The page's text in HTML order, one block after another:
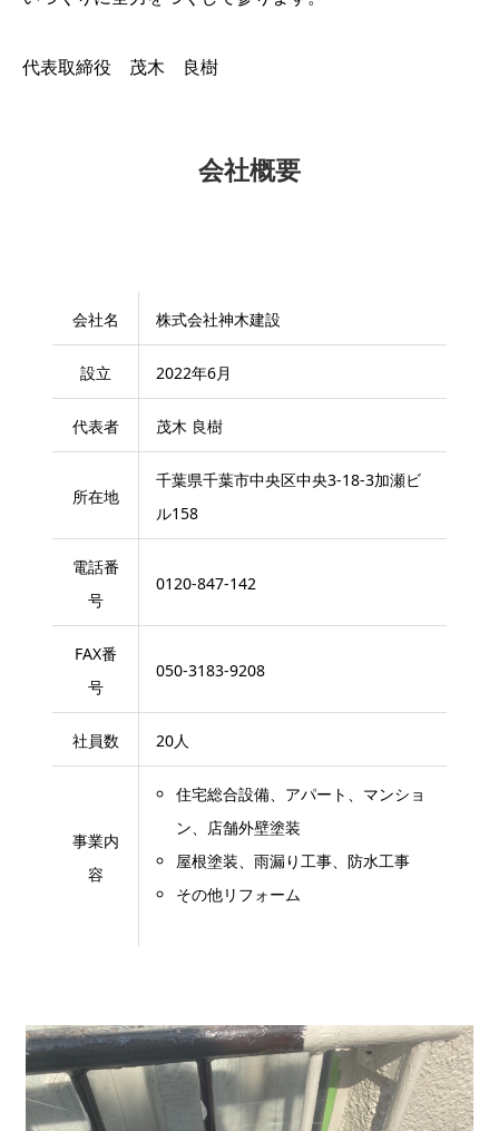
代表取締役 茂木 良樹
会社概要
会社名 株式会社神木建設
設立 2022年6月
代表者 茂木 良樹
所在地
千葉県千葉市中央区中央3-18-3加瀬ビ
ル158
電話番
号
0120-847-142
FAX番
号
050-3183-9208
社員数 20人
事業内
容
住宅総合設備、アパート、マンショ
ン、店舗外壁塗装
屋根塗装、雨漏り工事、防水工事
その他リフォーム